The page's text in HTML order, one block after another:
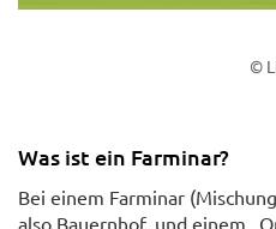
©
Was ist ein Farminar?
Bei einem Farminar
also Bauernhof, und einem